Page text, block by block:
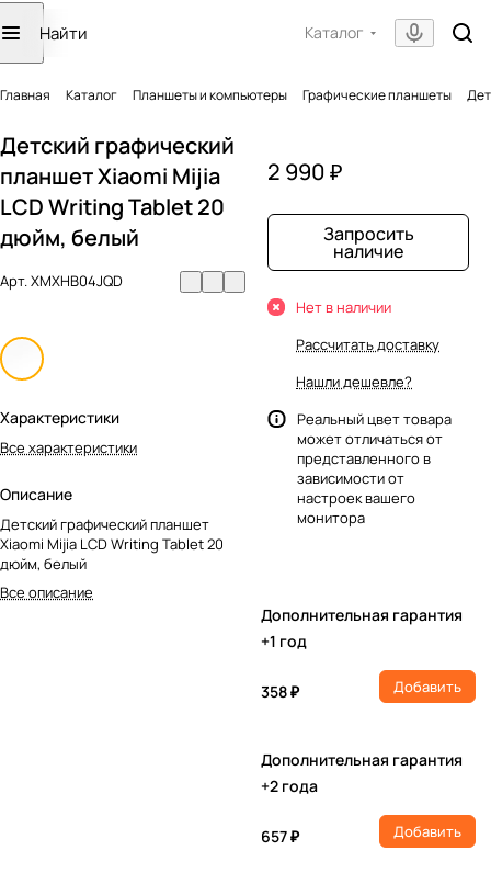
Каталог
Главная Каталог Планшеты и компьютеры Графические планшеты
Детский графический
планшет Xiaomi Mijia
LCD Writing Tablet 20
дюйм, белый
Арт.XMXHB04JQD
Характеристики
Все характеристики
Описание
Детский графический планшет
Xiaomi Mijia LCD Writing Tablet 20
дюйм, белый
Все описание
2 990 ₽
Запросить
наличие
Нет в наличии
Рассчитать доставку
Нашли дешевле?
Реальный цвет товара
может отличаться от
представленного в
зависимости от
настроек вашего
монитора
Дополнительная гарантия
+1 год
358 ₽ Добавить
Дополнительная гарантия
+2 года
657 ₽ Добавить